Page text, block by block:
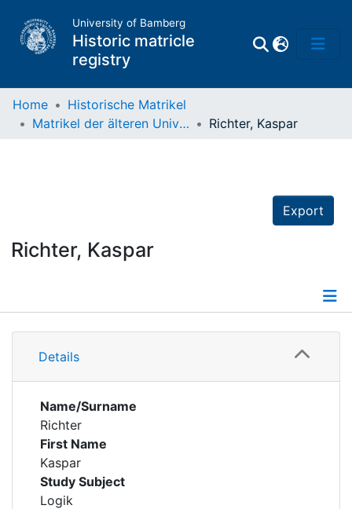
University of Bamberg
Historic matricle
registry
Home
Historische Matrikel
Matrikel der älteren Universität
Richter, Kaspar
Export
Richter, Kaspar
Details
Details
Name/Surname
Richter
First Name
Kaspar
Study Subject
Logik